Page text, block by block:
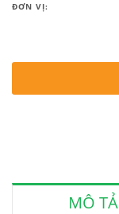
ĐƠN VỊ:
MÔ TẢ